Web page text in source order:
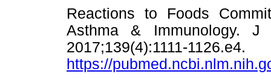
Reactions to Foods
Asthma & Immunology.
https://